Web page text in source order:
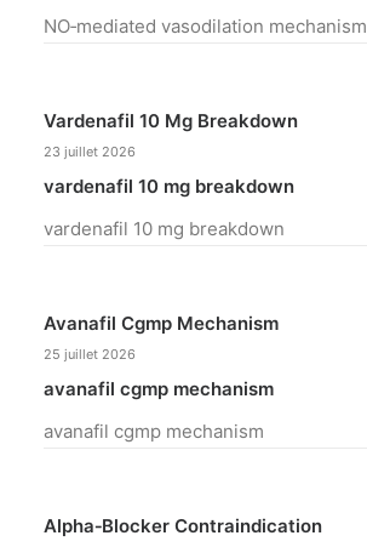
NO‑mediated vasodilation mechanism
Vardenafil 10 Mg Breakdown
23 juillet 2026
vardenafil 10 mg breakdown
vardenafil 10 mg breakdown
Avanafil Cgmp Mechanism
25 juillet 2026
avanafil cgmp mechanism
avanafil cgmp mechanism
Alpha‑blocker Contraindication